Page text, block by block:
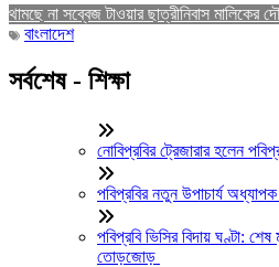
থামছে না সব্বেজ টাওয়ার ছাত্রীনিবাস মালিকের
বাংলাদেশ
সর্বশেষ - শিক্ষা
নোবিপ্রবির ট্রেজারার হলেন
পবিপ্রবির নতুন উপাচার্য
পবিপ্রবি ভিসির বিদায় ঘণ্টা:
তোড়জোড়